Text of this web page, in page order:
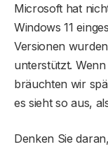
Microsoft hat
Windows 11
Versionen
unterstützt.
bräuchten wir
es sieht so aus,
Denken Sie